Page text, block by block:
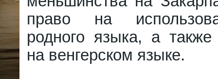
право на
родного языка, а
на венгерском языке.